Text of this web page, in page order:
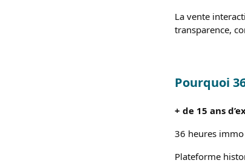
La vente
transparence,
Pourquoi
+ de 15 ans
36 heures
Plateforme